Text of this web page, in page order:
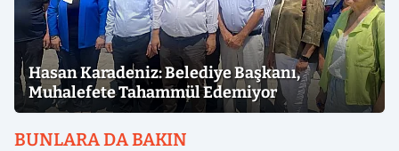
Hasan Karadeniz: Belediye Başkanı,
Muhalefete Tahammül Edemiyor
BUNLARA DA BAKIN